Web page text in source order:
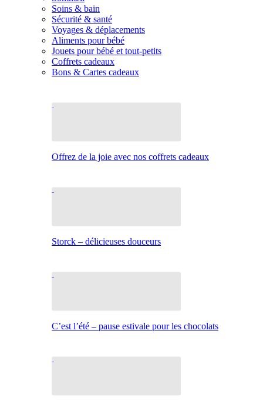
Soins & bain
Sécurité & santé
Voyages & déplacements
Aliments pour bébé
Jouets pour bébé et tout-petits
Coffrets cadeaux
Bons & Cartes cadeaux
Offrez de la joie avec nos coffrets cadeaux
Storck – délicieuses douceurs
C’est l’été – pause estivale pour les chocolats